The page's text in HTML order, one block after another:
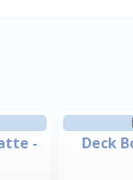
- Deck